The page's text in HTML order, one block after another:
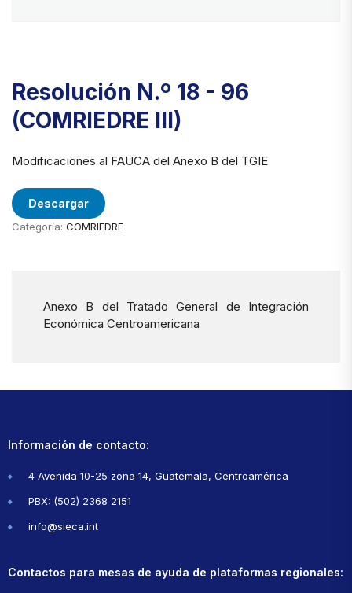
Resolución N.º 18 - 96
(COMRIEDRE III)
Modificaciones al FAUCA del Anexo B del TGIE
Descargar
Categoría: COMRIEDRE
Anexo B del Tratado General de Integración
Económica Centroamericana
Información de contacto:
4 Avenida 10-25 zona 14, Guatemala, Centroamérica
PBX: (502) 2368 2151
info@sieca.int
Contactos para mesas de ayuda de plataformas regionales: